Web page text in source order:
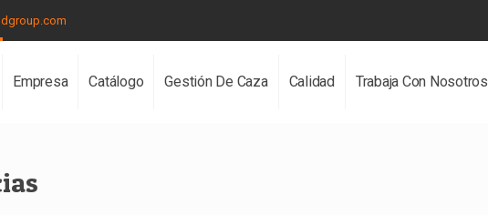
Empresa Catálogo Gestión De Caza Calidad Trabaja Con Nosotros